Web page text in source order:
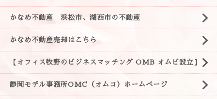
かなめ不動産 浜松市、湖西市の不動産
かなめ不動産売却はこちら
【オフィス牧野のビジネスマッチング OMB オムビ設立】
静岡モデル事務所OMC（オムコ）ホームページ